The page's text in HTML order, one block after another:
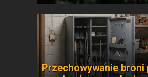
Przechowywanie broni